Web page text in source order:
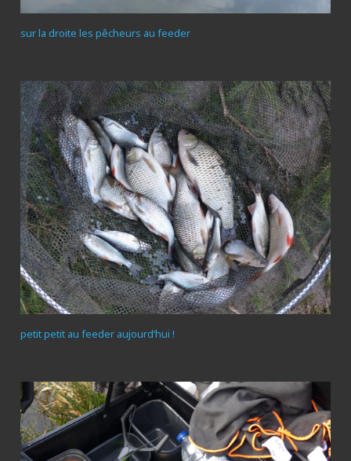
sur la droite les pêcheurs au feeder
petit petit au feeder aujourd’hui !